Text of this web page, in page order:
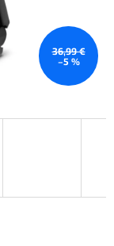
36,99 €
–5 %